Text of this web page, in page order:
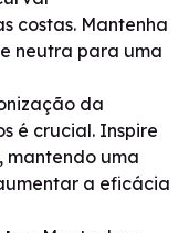
costas. Mantenha
neutra para uma
da
é crucial. Inspire
mantendo uma
a eficácia